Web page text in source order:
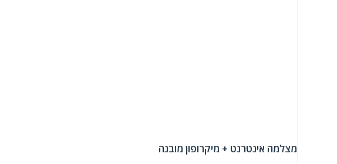
מצלמה אינטרנט + מיקרופון מובנה